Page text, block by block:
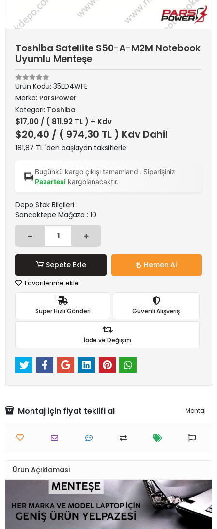
Toshiba Satellite S50-A-M2M Notebook
Uyumlu Menteşe
Ürün Kodu: 35ED4WFE
Marka: ParsPower
Kategori: Toshiba
$17,00 / ( 811,92 TL ) + Kdv
$20,40 / ( 974,30 TL ) Kdv Dahil
181,87 TL 'den başlayan taksitlerle
Bugünkü kargo çıkışı tamamlandı. Siparişiniz
Pazartesi kargolanacaktır.
Depo Stok Bilgileri :
Sancaktepe Mağaza : 10
Sepete Ekle Hemen Al
Favorilerime ekle
Süper Hızlı Gönderi Güvenli Alışveriş
İade ve Değişim
Montaj için fiyat teklifi al Montaj
Ürün Açıklaması